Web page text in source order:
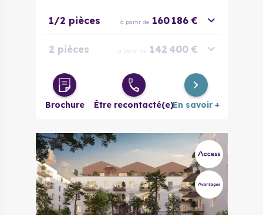
1/2 pièces à partir de 160 186 €
2 pièces à partir de 142 400 €
3 pièces à partir de 199 100 €
Brochure Être recontacté(e)En savoir +